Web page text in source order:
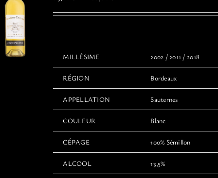
sur
prix :
MILLÉSIME 2002 / 2011 / 2018
RÉGION Bordeaux
APPELLATION Sauternes
COULEUR Blanc
CÉPAGE 100% Sémillon
ALCOOL 13,5%